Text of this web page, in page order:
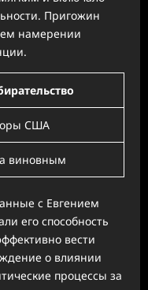
Пригожин
намерении
США
виновным
с Евгением
его способность
вести
о влиянии
процессы за